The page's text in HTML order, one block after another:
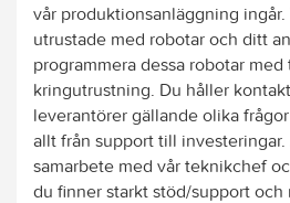
vår produktionsanläggning
utrustade med robotar och ditt
programmera dessa robotar
kringutrustning. Du håller
leverantörer gällande olika
allt från support till
samarbete med vår teknikchef
du finner starkt stöd/support och